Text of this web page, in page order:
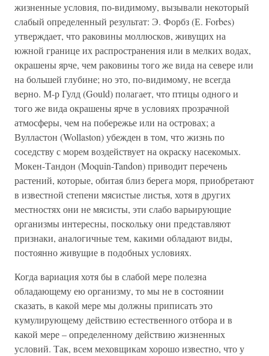
жизненные условия, по-видимому, вызывали некоторый
слабый определенный результат: Э. Форбз (Е. Forbes)
утверждает, что раковины моллюсков, живущих на
южной границе их распространения или в мелких водах,
окрашены ярче, чем раковины того же вида на севере или
на большей глубине; но это, по-видимому, не всегда
верно. М-р Гулд (Gould) полагает, что птицы одного и
того же вида окрашены ярче в условиях прозрачной
атмосферы, чем на побережье или на островах; а
Вулластон (Wollaston) убежден в том, что жизнь по
соседству с морем воздействует на окраску насекомых.
Мокен-Тандон (Moquin-Tandon) приводит перечень
растений, которые, обитая близ берега моря, приобретают
в известной степени мясистые листья, хотя в других
местностях они не мясисты, эти слабо варьирующие
организмы интересны, поскольку они представляют
признаки, аналогичные тем, какими обладают виды,
постоянно живущие в подобных условиях.
Когда вариация хотя бы в слабой мере полезна
обладающему ею организму, то мы не в состоянии
сказать, в какой мере мы должны приписать это
кумулирующему действию естественного отбора и в
какой мере – определенному действию жизненных
условий. Так, всем меховщикам хорошо известно, что у